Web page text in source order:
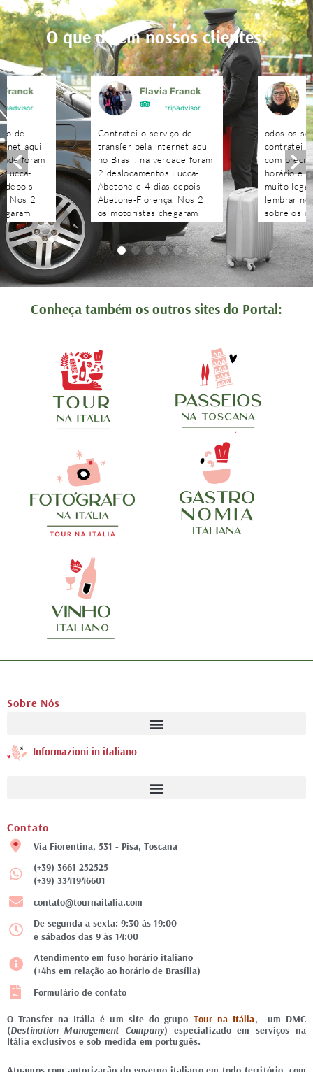
O que dizem nossos clientes:
Franck
de
aqui
foram
Lucca-
depois
Nos 2
Flavia Franck
tripadvisor
Contratei o serviço de
transfer pela internet aqui
no Brasil. na verdade foram
2 deslocamentos Lucca-
Abetone e 4 dias depois
Abetone-Florença. Nos 2
os motoristas chegaram
antes do horário
combinado, nos aguardaram
e foram muito atenciosos.
Ótimo trabalho. Podem
contratar sem medo!!!!
odos os
contratei
com
horário e
muito
lembrar
sobre os
agendados
às
recebidas
Conheça também os outros sites do Portal:
Sobre Nós
Informazioni in italiano
Contato
Via Fiorentina, 531 - Pisa, Toscana
(+39) 3661 252525
(+39) 3341946601
contato@tournaitalia.com
De segunda a sexta: 9:30 às 19:00
e sábados das 9 às 14:00
Atendimento em fuso horário italiano
(+4hs em relação ao horário de Brasília)
Formulário de contato
O Transfer na Itália é um site do grupo Tour na Itália, um DMC
(Destination Management Company) especializado em serviços na
Itália exclusivos e sob medida em português.